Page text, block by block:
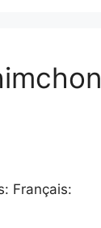
Français: